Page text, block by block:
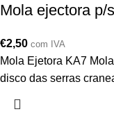
Mola ejectora p/
€2,50 com IVA
Mola Ejetora KA7
disco das serras